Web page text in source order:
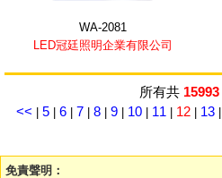
WA-2081
LED冠廷照明企業有限公司
所有共 15993
<< | 5 | 6 | 7 | 8 | 9 | 10 | 11 | 12 | 13 |
免責聲明：